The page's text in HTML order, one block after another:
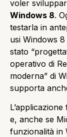
voler
Windows 8. O
testarla in
usi Windows 8
stato
operativo di
moderna” di
supporta
e, anche se
funzionalità in